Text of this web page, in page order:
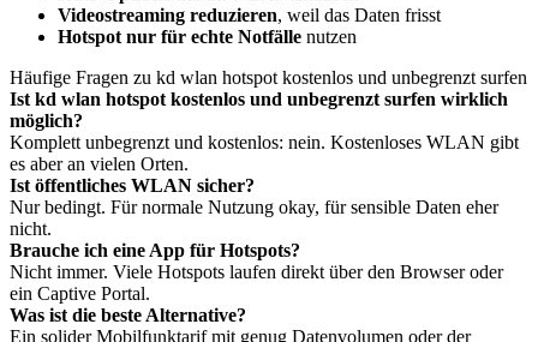
Videostreaming reduzieren, weil das Daten frisst
Hotspot nur für echte Notfälle nutzen
Häufige Fragen zu kd wlan hotspot kostenlos und unbegrenzt surfen
Ist kd wlan hotspot kostenlos und unbegrenzt surfen wirklich
möglich?
Komplett unbegrenzt und kostenlos: nein. Kostenloses WLAN gibt
es aber an vielen Orten.
Ist öffentliches WLAN sicher?
Nur bedingt. Für normale Nutzung okay, für sensible Daten eher
nicht.
Brauche ich eine App für Hotspots?
Nicht immer. Viele Hotspots laufen direkt über den Browser oder
ein Captive Portal.
Was ist die beste Alternative?
Ein solider Mobilfunktarif mit genug Datenvolumen oder der